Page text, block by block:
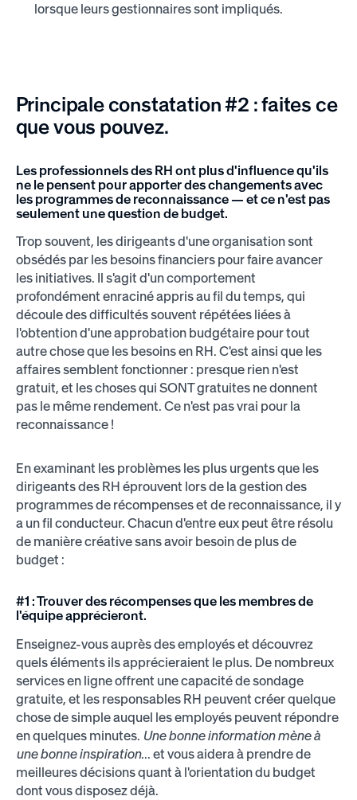
lorsque leurs gestionnaires sont impliqués.
Principale constatation #2 : faites ce
que vous pouvez.
Les professionnels des RH ont plus d'influence qu'ils
ne le pensent pour apporter des changements avec
les programmes de reconnaissance — et ce n'est pas
seulement une question de budget.
Trop souvent, les dirigeants d'une organisation sont
obsédés par les besoins financiers pour faire avancer
les initiatives. Il s'agit d'un comportement
profondément enraciné appris au fil du temps, qui
découle des difficultés souvent répétées liées à
l'obtention d'une approbation budgétaire pour tout
autre chose que les besoins en RH. C'est ainsi que les
affaires semblent fonctionner : presque rien n'est
gratuit, et les choses qui SONT gratuites ne donnent
pas le même rendement. Ce n'est pas vrai pour la
reconnaissance !
En examinant les problèmes les plus urgents que les
dirigeants des RH éprouvent lors de la gestion des
programmes de récompenses et de reconnaissance, il y
a un fil conducteur. Chacun d'entre eux peut être résolu
de manière créative sans avoir besoin de plus de
budget :
#1 : Trouver des récompenses que les membres de
l'équipe apprécieront.
Enseignez-vous auprès des employés et découvrez
quels éléments ils apprécieraient le plus. De nombreux
services en ligne offrent une capacité de sondage
gratuite, et les responsables RH peuvent créer quelque
chose de simple auquel les employés peuvent répondre
en quelques minutes. Une bonne information mène à
une bonne inspiration... et vous aidera à prendre de
meilleures décisions quant à l'orientation du budget
dont vous disposez déjà.